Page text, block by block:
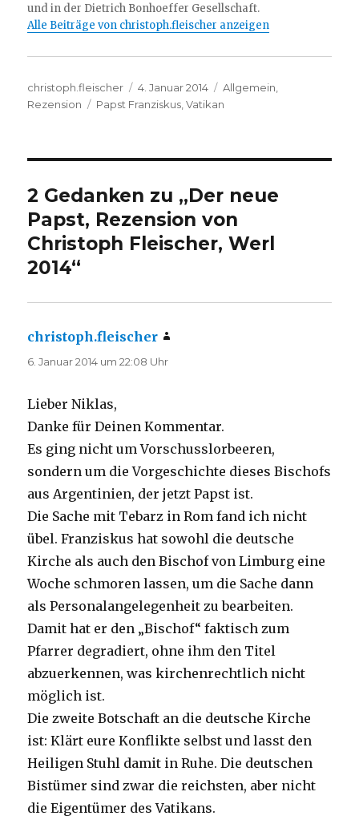
und in der Dietrich Bonhoeffer Gesellschaft.
Alle Beiträge von christoph.fleischer anzeigen
Autor
christoph.fleischer
Veröffentlicht
am
4. Januar 2014 Kategorien
Allgemein
Rezension
Schlagwörter
Papst Franziskus ,Vatikan
2 Gedanken zu „Der neue
Papst, Rezension von
Christoph Fleischer, Werl
2014“
christoph.fleischer
6. Januar 2014 um 22:08 Uhr
Lieber Niklas,
Danke für Deinen Kommentar.
Es ging nicht um Vorschusslorbeeren,
sondern um die Vorgeschichte dieses Bischofs
aus Argentinien, der jetzt Papst ist.
Die Sache mit Tebarz in Rom fand ich nicht
übel. Franziskus hat sowohl die deutsche
Kirche als auch den Bischof von Limburg eine
Woche schmoren lassen, um die Sache dann
als Personalangelegenheit zu bearbeiten.
Damit hat er den „Bischof“ faktisch zum
Pfarrer degradiert, ohne ihm den Titel
abzuerkennen, was kirchenrechtlich nicht
möglich ist.
Die zweite Botschaft an die deutsche Kirche
ist: Klärt eure Konflikte selbst und lasst den
Heiligen Stuhl damit in Ruhe. Die deutschen
Bistümer sind zwar die reichsten, aber nicht
die Eigentümer des Vatikans.